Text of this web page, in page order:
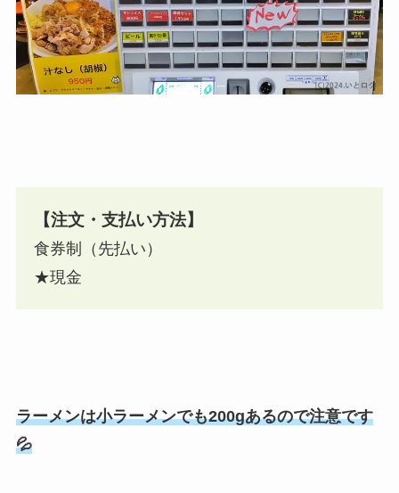
【注文・支払い方法】
食券制（先払い）
★現金
ラーメンは小ラーメンでも200gあるので注意です
💦